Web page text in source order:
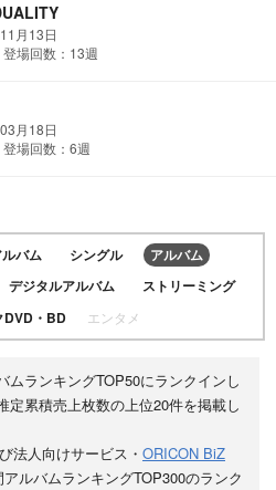
月13日
場回数：13週
月18日
場回数：6週
バム シングル
アルバム
デジタルアルバム
ストリーミング
DVD・BD
エンタメ
ムランキングTOP50にランクインし
定累積売上枚数の上位20件を掲載し
法人向けサービス・ ORICON BiZ
ルバムランキングTOP300のランク